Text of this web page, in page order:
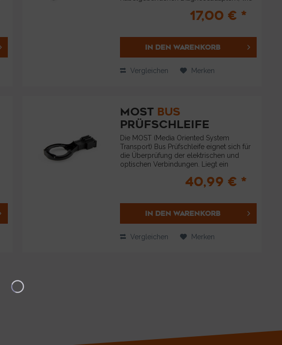
Durch die extra Reichweite erlangen Sie
17,00 € *
IN DEN WARENKORB
Vergleichen Merken
MOST BUS
PRÜFSCHLEIFE
Die MOST (Media Oriented System
Transport) Bus Prüfschleife eignet sich für
die Überprüfung der elektrischen und
optischen Verbindungen. Liegt ein
40,99 € *
IN DEN WARENKORB
Vergleichen Merken